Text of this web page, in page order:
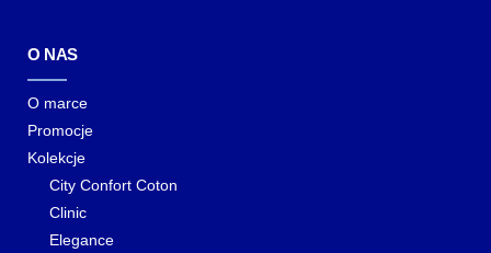
O NAS
O marce
Promocje
Kolekcje
City Confort Coton
Clinic
Elegance